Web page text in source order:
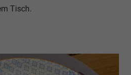
Tisch.